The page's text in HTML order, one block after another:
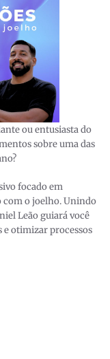
ou entusiasta do
sobre uma das
focado em
com o joelho. Unindo
Leão guiará você
e otimizar processos